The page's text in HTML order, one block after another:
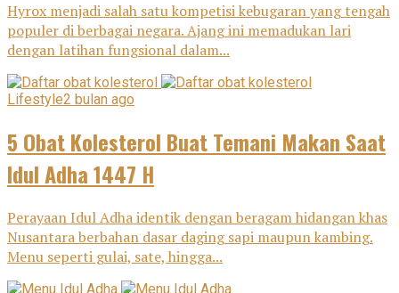
Hyrox menjadi salah satu kompetisi kebugaran yang tengah
populer di berbagai negara. Ajang ini memadukan lari
dengan latihan fungsional dalam...
Lifestyle2 bulan ago
5 Obat Kolesterol Buat Temani Makan Saat
Idul Adha 1447 H
Perayaan Idul Adha identik dengan beragam hidangan khas
Nusantara berbahan dasar daging sapi maupun kambing.
Menu seperti gulai, sate, hingga...